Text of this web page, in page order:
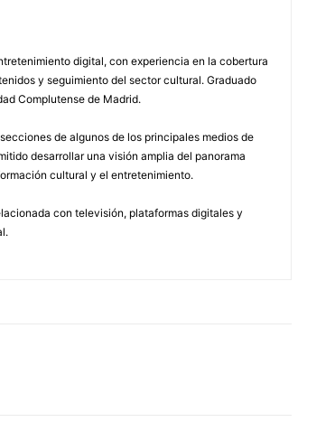
digital, con experiencia en la cobertura
y seguimiento del sector cultural. Graduado
Complutense de Madrid.
de algunos de los principales medios de
desarrollar una visión amplia del panorama
cultural y el entretenimiento.
con televisión, plataformas digitales y